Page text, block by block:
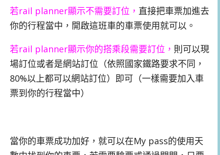
若rail planner顯示不需要訂位， 直接把車票加進去
你的行程當中，開啟這班車的車票使用就可以。
若rail planner顯示你的搭乘段需要訂位， 則可以現
場訂位或者是網站訂位（依照國家鐵路要求不同，
80%以上都可以網站訂位）即可（一樣需要加入車
票到你的行程當中）
當你的車票成功加好，就可以在My pass的使用天